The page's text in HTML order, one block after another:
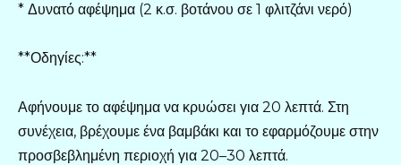
* Δυνατό αφέψημα (2 κ.σ. βοτάνου σε 1 φλιτζάνι νερό)
**Οδηγίες:**
Αφήνουμε το αφέψημα να κρυώσει για 20 λεπτά. Στη
συνέχεια, βρέχουμε ένα βαμβάκι και το εφαρμόζουμε στην
προσβεβλημένη περιοχή για 20–30 λεπτά.